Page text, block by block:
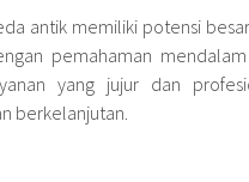
antik memiliki potensi
pemahaman
yang jujur dan
berkelanjutan.